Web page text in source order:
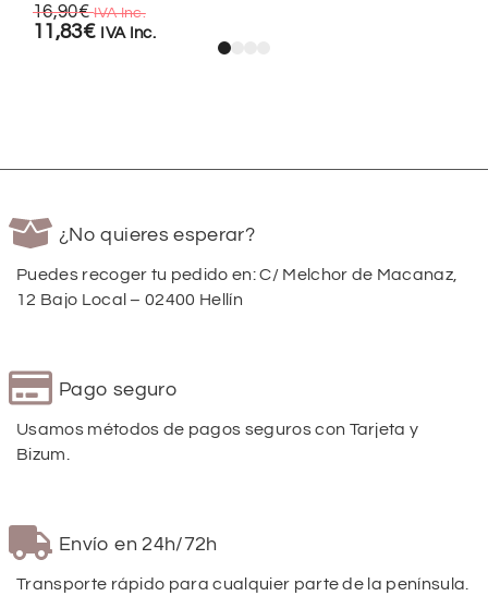
16,90€ IVA Inc.
11,83€ IVA Inc.
¿No quieres esperar?
Puedes recoger tu pedido en: C/ Melchor de Macanaz,
12 Bajo Local – 02400 Hellín
Pago seguro
Usamos métodos de pagos seguros con Tarjeta y
Bizum.
Envío en 24h/72h
Transporte rápido para cualquier parte de la península.